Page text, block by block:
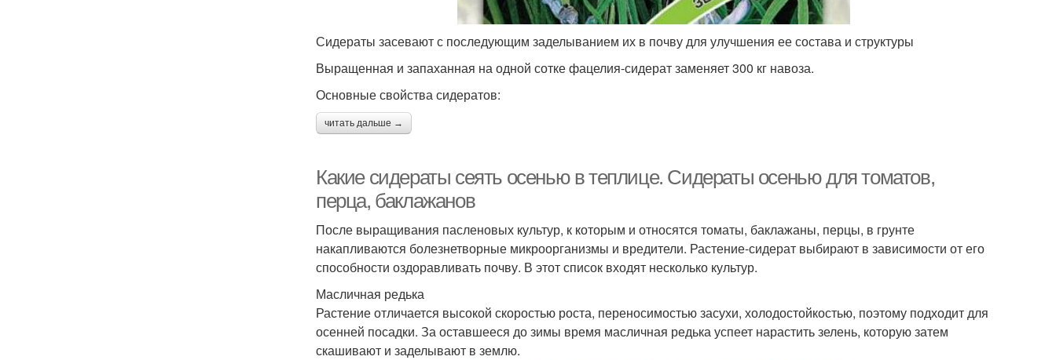
Сидераты засевают с последующим заделыванием их в почву для улучшения ее состава и структуры
Выращенная и запаханная на одной сотке фацелия-сидерат заменяет 300 кг навоза.
Основные свойства сидератов:
читать дальше →
Какие сидераты сеять осенью в теплице. Сидераты осенью для томатов,
перца, баклажанов
После выращивания пасленовых культур, к которым и относятся томаты, баклажаны, перцы, в грунте
накапливаются болезнетворные микроорганизмы и вредители. Растение-сидерат выбирают в зависимости от его
способности оздоравливать почву. В этот список входят несколько культур.
Масличная редька
Растение отличается высокой скоростью роста, переносимостью засухи, холодостойкостью, поэтому подходит для
осенней посадки. За оставшееся до зимы время масличная редька успеет нарастить зелень, которую затем
скашивают и заделывают в землю.